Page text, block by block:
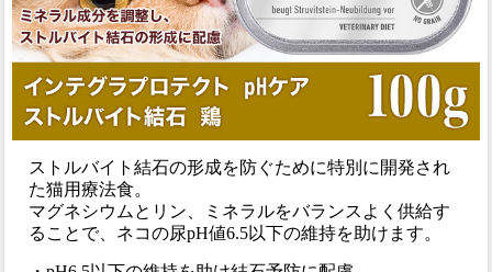
ストルバイト結石の形成を防ぐために特別に開発され
た猫用療法食。
マグネシウムとリン、ミネラルをバランスよく供給す
ることで、ネコの尿pH値6.5以下の維持を助けます。